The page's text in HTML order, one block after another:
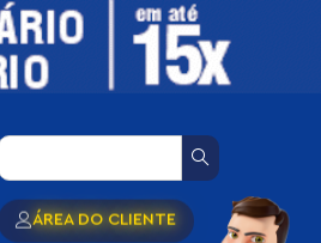
ÁREA DO CLIENTE